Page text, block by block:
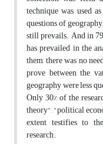
technique was used
questions of
still prevails. And in
has prevailed in the
them, there was no
prove between the
geography were less
Only 30% of the
theory", "political
extent testifies to
research.